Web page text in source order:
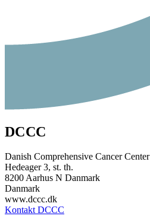
DCCC
Danish Comprehensive Cancer Center
Hedeager 3, st. th.
8200 Aarhus N Danmark
Danmark
www.dccc.dk
Kontakt DCCC